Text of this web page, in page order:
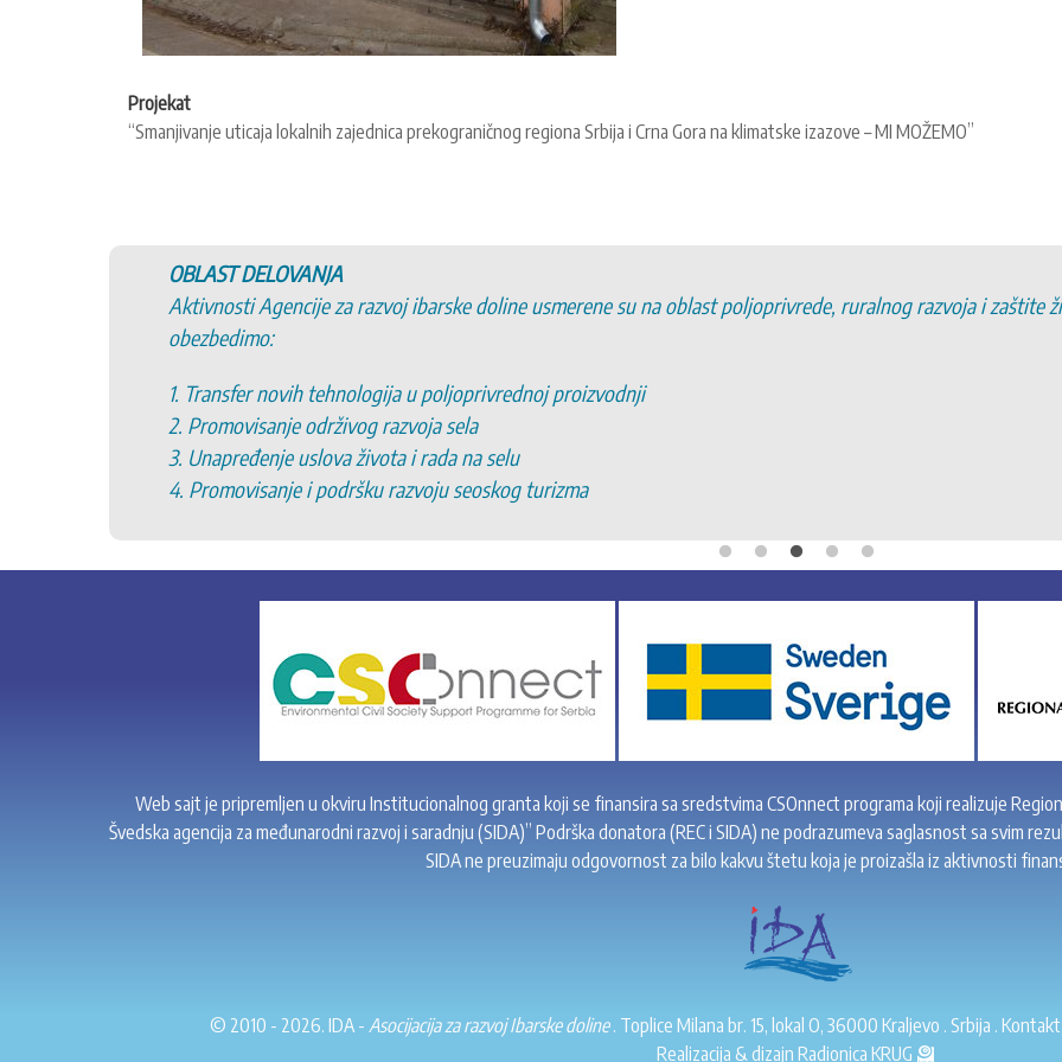
Projekat
“Smanjivanje uticaja lokalnih zajednica prekograničnog regiona Srbija i Crna Gora na klimatske izazove – MI MOŽEMO”
OBLAST DELOVANJA
Aktivnosti Agencije za razvoj ibarske doline usmerene su na oblast poljoprivrede, ruralnog razvoja i zaštite
obezbedimo:
1. Transfer novih tehnologija u poljoprivrednoj proizvodnji
2. Promovisanje održivog razvoja sela
3. Unapređenje uslova života i rada na selu
4. Promovisanje i podršku razvoju seoskog turizma
Web sajt je pripremljen u okviru Institucionalnog granta koji se finansira sa sredstvima CSOnnect programa koji realizuje
Švedska agencija za međunarodni razvoj i saradnju (SIDA)” Podrška donatora (REC i SIDA) ne podrazumeva saglasnost sa svim
SIDA ne preuzimaju odgovornost za bilo kakvu štetu koja je proizašla iz aktivnosti
© 2010 - 2026. IDA - Asocijacija za razvoj Ibarske doline. Toplice Milana br. 15, lokal O, 36000 Kraljevo . Srbija . Kontakt:
Realizacija & dizajn Radionica KRUG